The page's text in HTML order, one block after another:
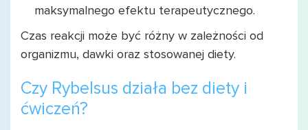
maksymalnego efektu terapeutycznego.
Czas reakcji może być różny w zależności od
organizmu, dawki oraz stosowanej diety.
Czy Rybelsus działa bez diety i
ćwiczeń?